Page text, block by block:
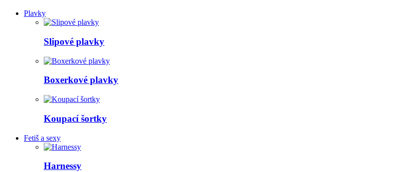
Plavky
Slipové plavky
Boxerkové plavky
Koupací šortky
Fetiš a sexy
Harnessy